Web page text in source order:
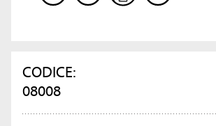
CODICE:
08008